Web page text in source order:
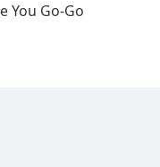
You Go-Go